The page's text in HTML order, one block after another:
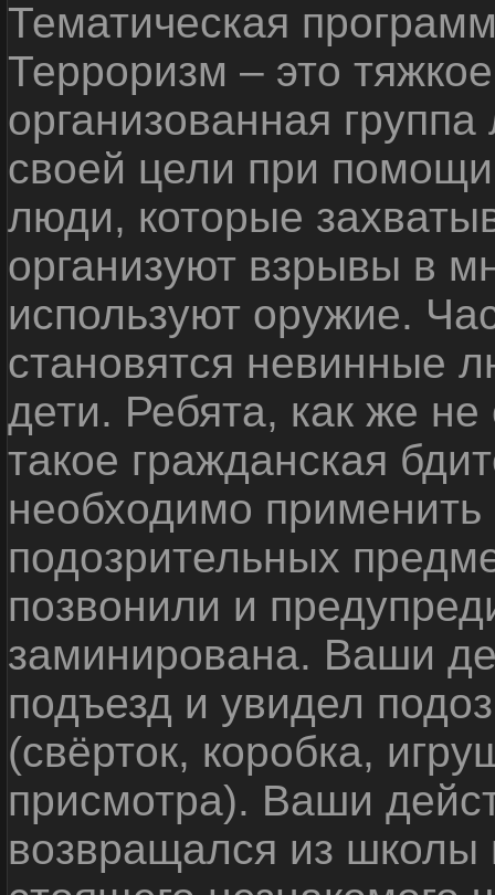
Тематическая
Терроризм – это
организованная
своей цели при
люди, которые
организуют взрывы в
используют оружие.
становятся невинные
дети. Ребята, как же не
такое гражданская
необходимо
подозрительных
позвонили и
заминирована. Ваши
подъезд и увидел
(свёрток, коробка,
присмотра). Ваши
возвращался из школы